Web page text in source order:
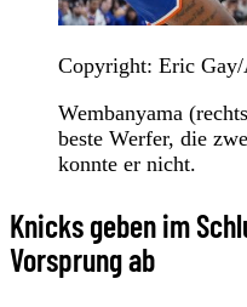
Copyright: Eric Gay/
Wembanyama
beste Werfer, die
konnte er nicht.
Knicks geben im
Vorsprung ab